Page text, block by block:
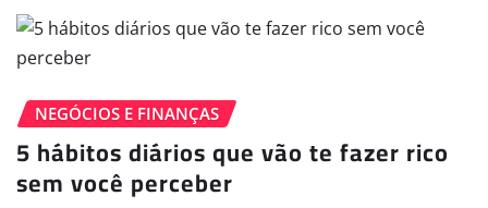
NEGÓCIOS E FINANÇAS
5 hábitos diários que vão te fazer rico
sem você perceber